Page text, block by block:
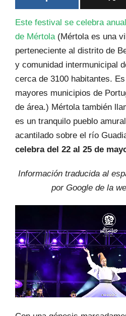
Este festival se celebra
de Mértola(Mértola es una
perteneciente al distrito de
y comunidad intermunicipal
cerca de 3100 habitantes.
mayores municipios de
de área.) Mértola también
es un tranquilo pueblo
acantilado sobre el río
celebra del 22 al 25 de
Información traducida al
por Google de la